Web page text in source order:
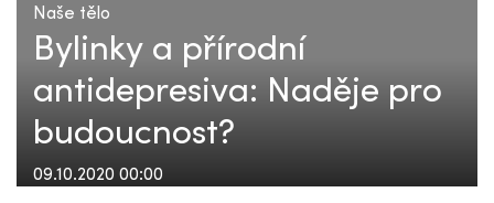
Naše tělo
Bylinky a přírodní
antidepresiva: Naděje pro
budoucnost?
09.10.2020 00:00